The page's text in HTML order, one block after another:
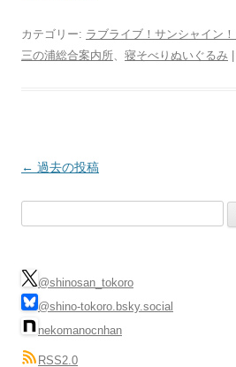
カテゴリー: ラブライブ！サンシャイン！
三の浦総合案内所
寝そべりぬいぐるみ
投
ー
シ
ョ
← 過去の投稿
索:
@shinosan_tokoro
@shino-tokoro.bsky.social
nekomanocnhan
RSS2.0